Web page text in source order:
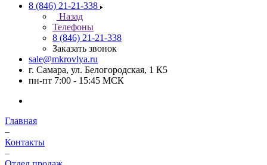
8 (846) 21-21-338
Назад
Телефоны
8 (846) 21-21-338
Заказать звонок
sale@mkrovlya.ru
г. Самара, ул. Белогородская, 1 К5
пн-пт 7:00 - 15:45 МСК
Главная
–
Контакты
–